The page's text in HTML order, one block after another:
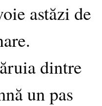
astăzi de
dintre
un pas